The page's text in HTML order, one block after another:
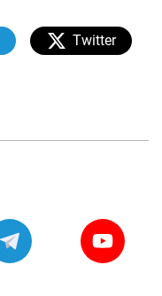
Twitter